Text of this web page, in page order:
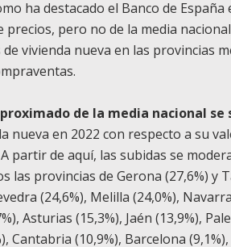
ha destacado el Banco de
precios, pero no de la media
vivienda nueva en las provincias
de la media nacional
nueva en 2022 con respecto a su
A partir de aquí, las subidas se
las provincias de Gerona (27,6%) y
(24,6%), Melilla (24,0%),
Asturias (15,3%), Jaén (13,9%),
Cantabria (10,9%), Barcelona